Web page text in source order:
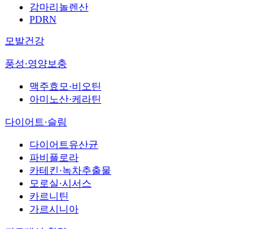
감마리놀렌산
PDRN
모발건강
풍성·영양보충
맥주효모·비오틴
아미노산·케라틴
다이어트·슬림
다이어트유산균
파비플로라
카테킨·녹차추출물
모로실·시서스
카르니틴
가르시니아